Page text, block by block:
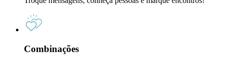
Combinações